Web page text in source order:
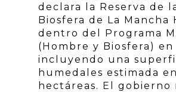
declara la Reserva de
Biosfera de La Mancha
dentro del Programa
(Hombre y Biosfera) en
incluyendo una
humedales estimada
hectáreas. El gobierno